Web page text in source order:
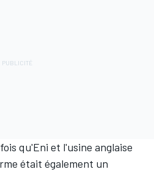
qu'Eni et l'usine anglaise
était également un